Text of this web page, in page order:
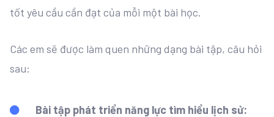
tốt yêu cầu cần đạt của mỗi một bài học.
Các em sẽ được làm quen những dạng bài tập, câu hỏi
sau:
Bài tập phát triển năng lực tìm hiểu lịch sử: